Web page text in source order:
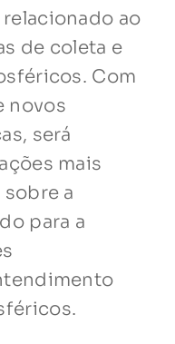
ao
de coleta e
Com
novos
será
mais
a
para a